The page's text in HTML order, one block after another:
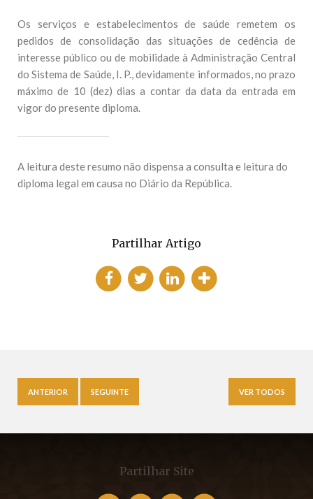
Os serviços e estabelecimentos de saúde remetem os
pedidos de consolidação das situações de cedência de
interesse público ou de mobilidade à Administração Central
do Sistema de Saúde, I. P., devidamente informados, no prazo
máximo de 10 (dez) dias a contar da data da entrada em
vigor do presente diploma.
A leitura deste resumo não dispensa a consulta e leitura do
diploma legal em causa no Diário da República.
Partilhar Artigo
ANTERIOR SEGUINTE VER TODOS
Partilhar Site